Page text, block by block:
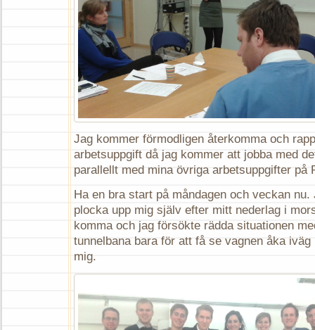
Jag kommer förmodligen återkomma och
arbetsuppgift då jag kommer att jobba med
parallellt med mina övriga arbetsuppgifter på
Ha en bra start på måndagen och veckan
plocka upp mig själv efter mitt nederlag i
komma och jag försökte rädda situationen
tunnelbana bara för att få se vagnen åka
mig.